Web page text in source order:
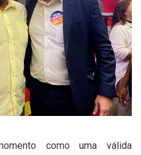
como uma válida